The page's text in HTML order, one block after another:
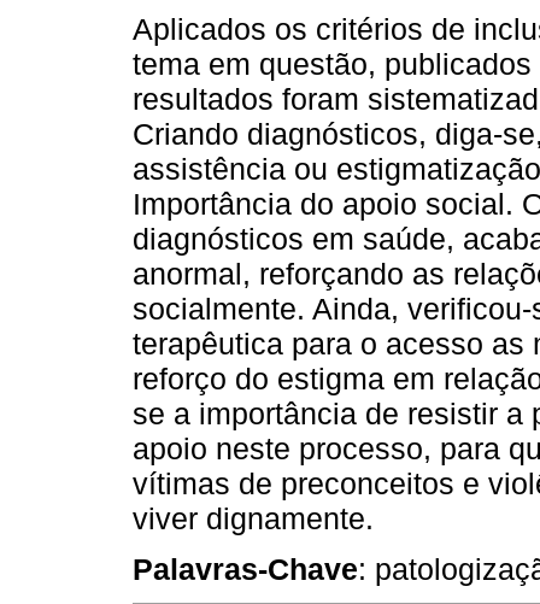
Aplicados os critérios de
tema em questão,
resultados foram
Criando diagnósticos, diga-
assistência ou
Importância do apoio social.
diagnósticos em saúde,
anormal, reforçando as
socialmente. Ainda,
terapêutica para o acesso
reforço do estigma em
se a importância de resistir a
apoio neste processo, para
vítimas de preconceitos e
viver dignamente.
Palavras-Chave: